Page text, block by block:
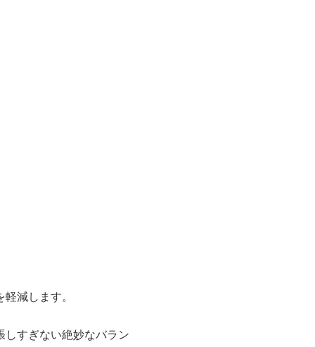
減します。
すぎない絶妙なバラン